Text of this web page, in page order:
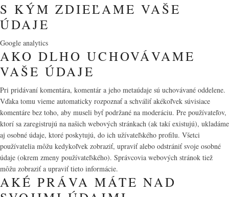
S KÝM ZDIEĽAME VAŠE
ÚDAJE
Google analytics
AKO DLHO UCHOVÁVAME
VAŠE ÚDAJE
Pri pridávaní komentára, komentár a jeho metaúdaje sú uchovávané oddelene.
Vďaka tomu vieme automaticky rozpoznať a schváliť akékoľvek súvisiace
komentáre bez toho, aby museli byť podržané na moderáciu. Pre používateľov,
ktorí sa zaregistrujú na našich webových stránkach (ak takí existujú), ukladáme
aj osobné údaje, ktoré poskytujú, do ich užívateľského profilu. Všetci
používatelia môžu kedykoľvek zobraziť, upraviť alebo odstrániť svoje osobné
údaje (okrem zmeny používateľského). Správcovia webových stránok tiež
môžu zobraziť a upraviť tieto informácie.
AKÉ PRÁVA MÁTE NAD